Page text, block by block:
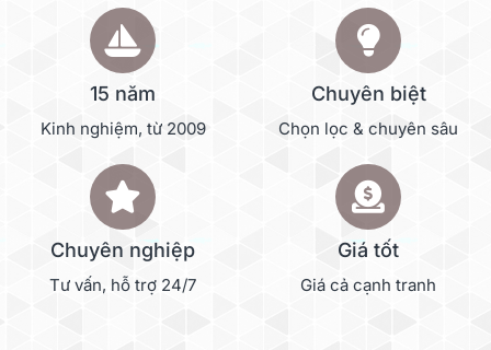
15 năm
Kinh nghiệm, từ 2009
Chuyên biệt
Chọn lọc & chuyên sâu
Chuyên nghiệp
Tư vấn, hỗ trợ 24/7
Giá tốt
Giá cả cạnh tranh